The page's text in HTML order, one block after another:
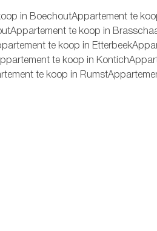
in BoechoutAppartement te
Appartement te koop in
te koop in Etterbeek
te koop in Kontich
te koop in Rumst